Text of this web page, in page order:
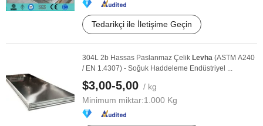
Tedarikçi ile İletişime Geçin
304L 2b Hassas Paslanmaz Çelik Levha (ASTM A240
/ EN 1.4307) - Soğuk Haddeleme Endüstriyel ...
$3,00-5,00 / kg
Minimum miktar:1.000 Kg